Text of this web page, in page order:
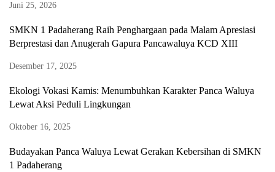
Juni 25, 2026
SMKN 1 Padaherang Raih Penghargaan pada Malam Apresiasi
Berprestasi dan Anugerah Gapura Pancawaluya KCD XIII
Desember 17, 2025
Ekologi Vokasi Kamis: Menumbuhkan Karakter Panca Waluya
Lewat Aksi Peduli Lingkungan
Oktober 16, 2025
Budayakan Panca Waluya Lewat Gerakan Kebersihan di SMKN
1 Padaherang